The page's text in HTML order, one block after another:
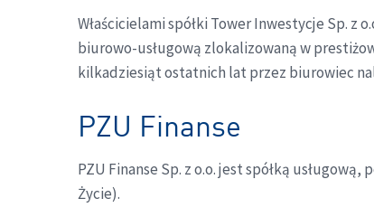
Właścicielami spółki Tower Inwestycje Sp. z
biurowo-usługową zlokalizowaną w
kilkadziesiąt ostatnich lat przez biurowiec
PZU Finanse
PZU Finanse Sp. z o.o. jest spółką
Życie).